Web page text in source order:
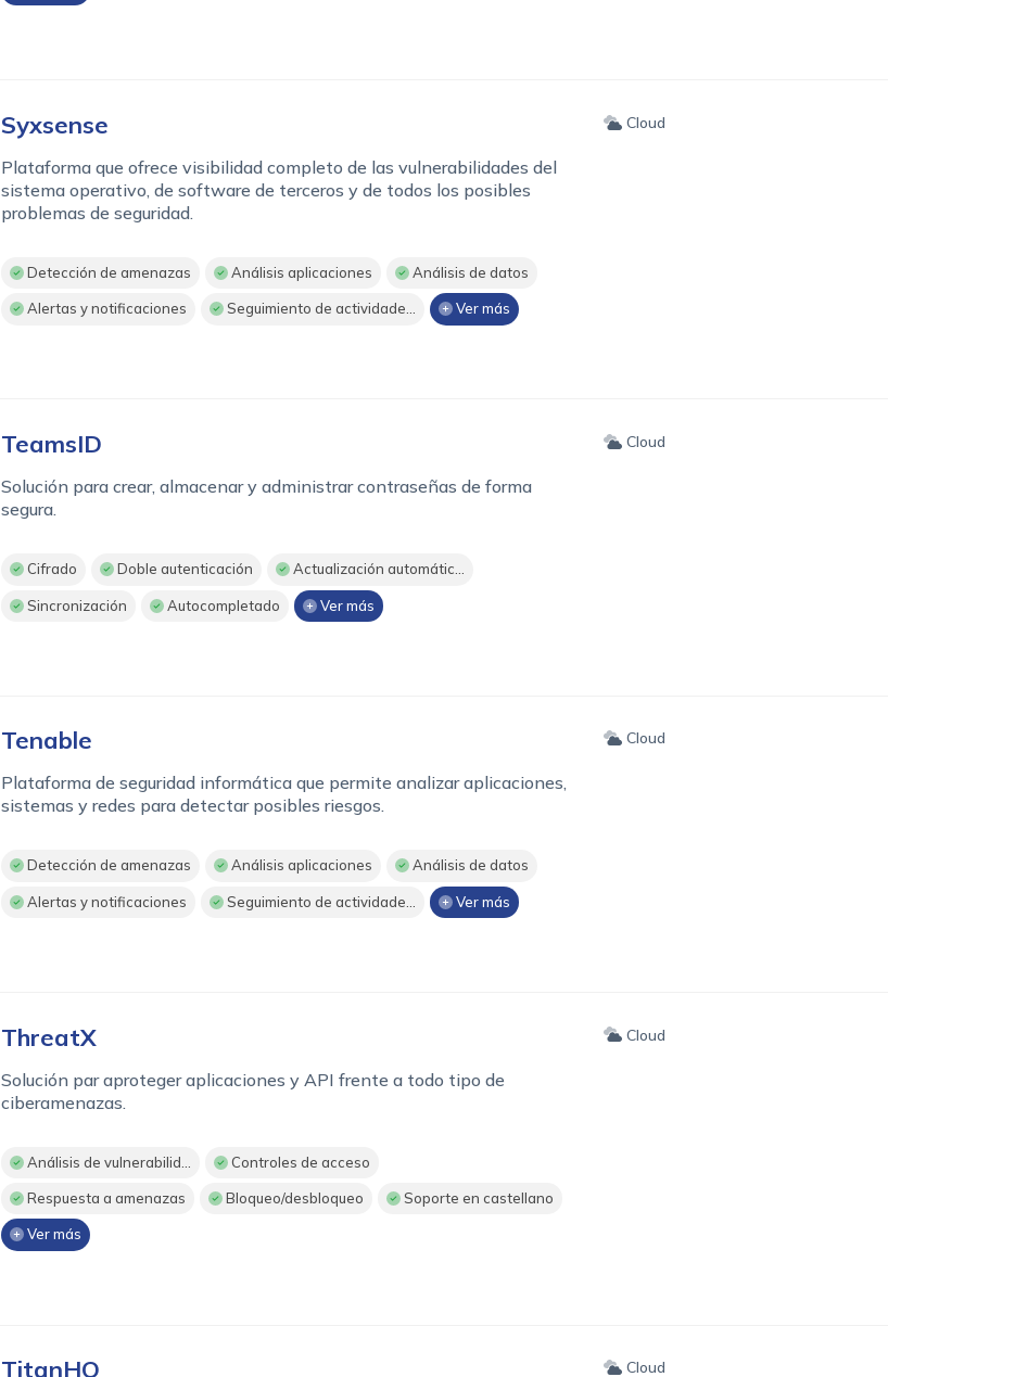
Syxsense
Plataforma que ofrece visibilidad completo de las vulnerabilidades del
sistema operativo, de software de terceros y de todos los posibles
problemas de seguridad.
Detección de amenazas Análisis aplicaciones Análisis de datos
Alertas y notificaciones Seguimiento de actividade... Ver más
Cloud
TeamsID
Solución para crear, almacenar y administrar contraseñas de forma
segura.
Cifrado Doble autenticación Actualización automátic...
Sincronización Autocompletado Ver más
Cloud
Tenable
Plataforma de seguridad informática que permite analizar aplicaciones,
sistemas y redes para detectar posibles riesgos.
Detección de amenazas Análisis aplicaciones Análisis de datos
Alertas y notificaciones Seguimiento de actividade... Ver más
Cloud
ThreatX
Solución par aproteger aplicaciones y API frente a todo tipo de
ciberamenazas.
Análisis de vulnerabilid... Controles de acceso
Respuesta a amenazas Bloqueo/desbloqueo Soporte en castellano
Ver más
Cloud
TitanHQ Cloud